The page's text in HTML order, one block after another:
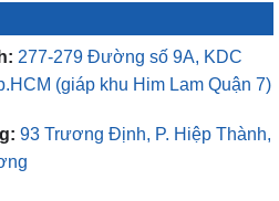
277-279 Đường số 9A, KDC
(giáp khu Him Lam Quận 7)
93 Trương Định, P. Hiệp Thành,